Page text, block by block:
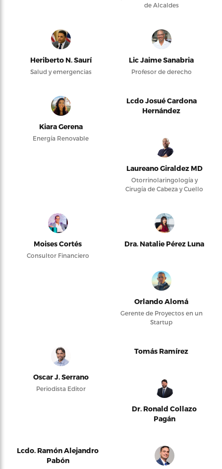
de Alcaldes
Heriberto N. Saurí
Salud y emergencias
Lic Jaime Sanabria
Profesor de derecho
Kiara Gerena
Energía Renovable
Lcdo Josué Cardona
Hernández
Laureano Giraldez MD
Otorrinolaringología y
Cirugía de Cabeza y Cuello
Moises Cortés
Consultor Financiero
Dra. Natalie Pérez Luna
Orlando Alomá
Gerente de Proyectos en un
Startup
Oscar J. Serrano
Periodista Editor
Tomás Ramírez
Dr. Ronald Collazo
Pagán
Lcdo. Ramón Alejandro
Pabón